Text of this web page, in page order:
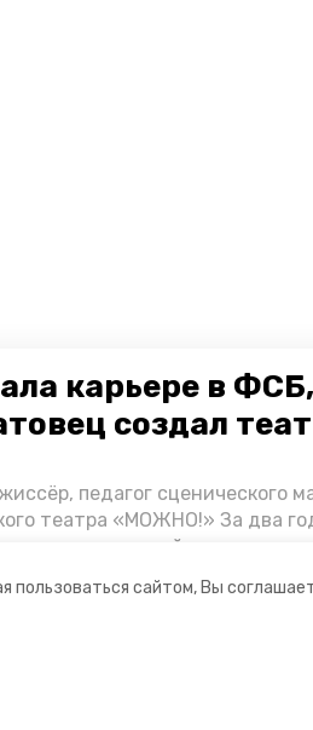
пользоваться сайтом, Вы
карьере в
создал
педагог сценического
театра «МОЖНО!» За два
спектаклей, впереди —